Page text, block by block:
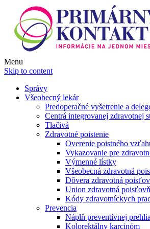
Menu
Skip to content
Správy
Všeobecný lekár
Predoperačné vyšetrenie a
Centrá integrovanej zdravotnej
Tlačivá
Zdravotné poistenie
Overenie poistného
Vykazovanie pre
Výmenné lístky
Všeobecná zdravotná
Dôvera zdravotná
Union zdravotná
Kódy zdravotníckych
Prevencia
Náplň preventívnej
Kolorektálny karcinóm